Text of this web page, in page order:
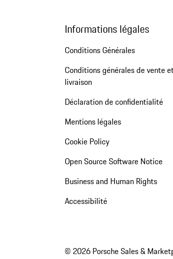
Informations légales
Conditions Générales
Conditions générales de vente
livraison
Déclaration de confidentialité
Mentions légales
Cookie Policy
Open Source Software Notice
Business and Human Rights
Accessibilité
© 2026 Porsche Sales &